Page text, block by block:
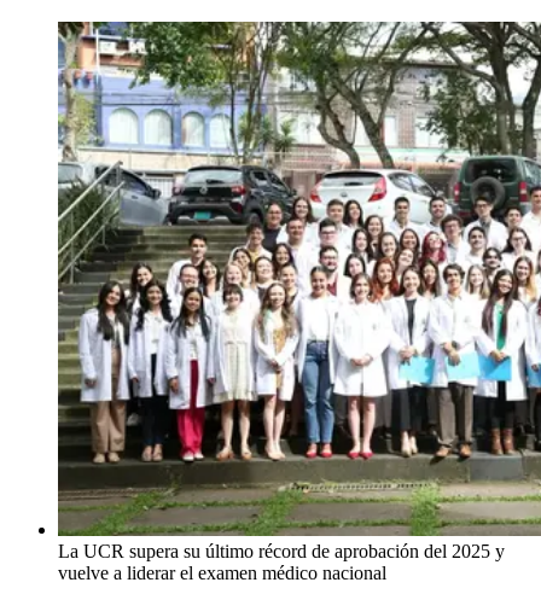
La UCR supera su último récord de aprobación del 2025 y
vuelve a liderar el examen médico nacional